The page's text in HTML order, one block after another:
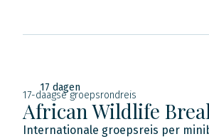
17 dagen
17-daagse groepsrondreis
African Wildlife
Internationale groepsreis per